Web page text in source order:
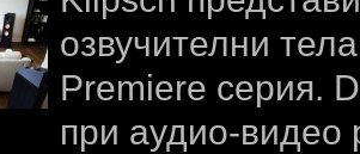
озвучителни
Premiere серия.
при аудио-видео